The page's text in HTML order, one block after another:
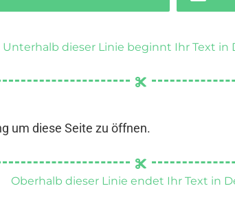
Unterhalb dieser Linie beginnt Ihr Text in
um diese Seite zu öffnen.
Oberhalb dieser Linie endet Ihr Text in